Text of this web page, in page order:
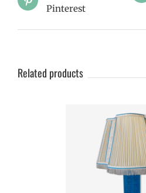
Pinterest
Related products